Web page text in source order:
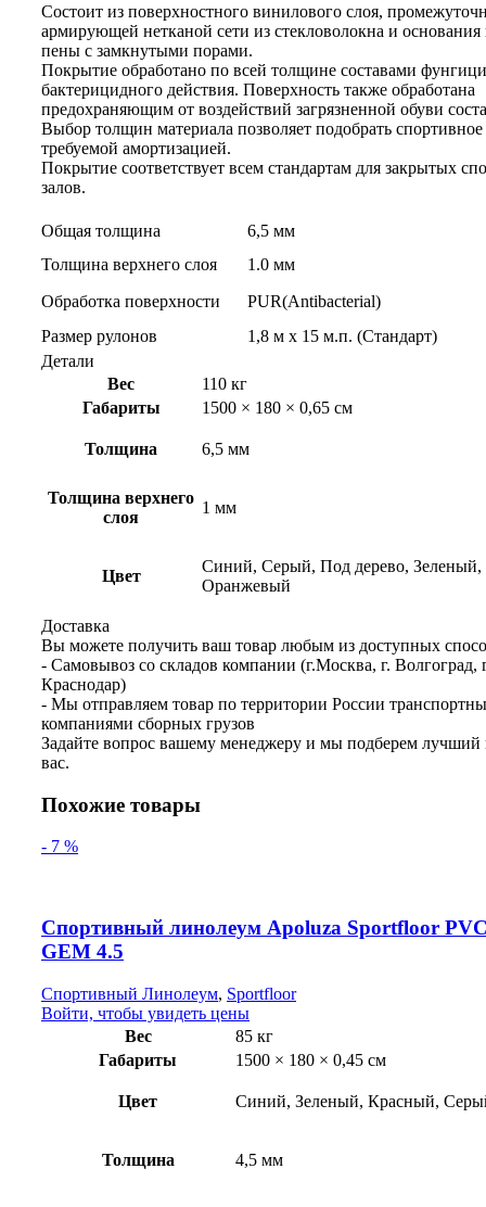
Состоит из поверхностного винилового слоя,
армирующей нетканой сети из стекловолокна и
пены с замкнутыми порами.
Покрытие обработано по всей толщине составами
бактерицидного действия. Поверхность также обработана
предохраняющим от воздействий загрязненной обуви
Выбор толщин материала позволяет подобрать
требуемой амортизацией.
Покрытие соответствует всем стандартам для закрытых
залов.
Общая толщина
6,5 мм
Толщина верхнего слоя
1.0 мм
Обработка поверхности
PUR(Antibacterial)
Размер рулонов
1,8 м х 15 м.п. (Стандарт)
Детали
Вес
110 кг
Габариты
1500 × 180 × 0,65 см
Толщина 6,5 мм
Толщина верхнего
слоя
1 мм
Цвет
Синий, Серый, Под дерево,
Оранжевый
Доставка
Вы можете получить ваш товар любым из доступных
- Самовывоз со складов компании (г.Москва, г. Волгоград,
Краснодар)
- Мы отправляем товар по территории России
компаниями сборных грузов
Задайте вопрос вашему менеджеру и мы подберем лучший
вас.
Похожие товары
- 7 %
Спортивный линолеум Apoluza Sportfloor
GEM 4.5
Спортивный Линолеум, Sportfloor
Войти, чтобы увидеть цены
Вес
85 кг
Габариты
1500 × 180 × 0,45 см
Цвет Синий, Зеленый, Красный,
Толщина 4,5 мм